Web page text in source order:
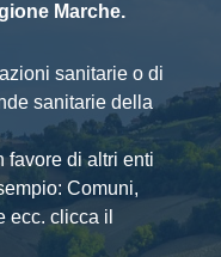
Marche.
sanitarie o di
sanitarie della
favore di altri enti
Comuni,
ecc. clicca il